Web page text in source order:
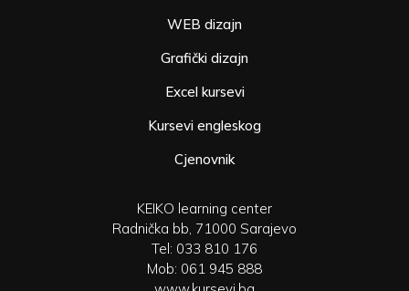
WEB dizajn
Grafički dizajn
Excel kursevi
Kursevi engleskog
Cjenovnik
KEIKO learning center
Radnička bb, 71000 Sarajevo
Tel: 033 810 176
Mob: 061 945 888